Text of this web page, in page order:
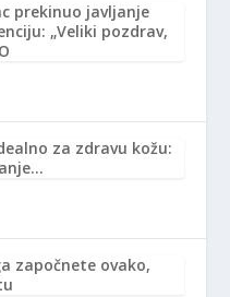
prekinuo javljanje
„Veliki pozdrav,
za zdravu kožu:
započnete ovako,